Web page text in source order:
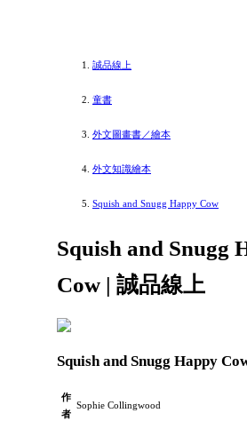
誠品線上
童書
外文圖畫書／繪本
外文知識繪本
Squish and Snugg Happy Cow
Squish and Snugg
Cow | 誠品線上
Squish and Snugg Happy
作
者
Sophie Collingwood